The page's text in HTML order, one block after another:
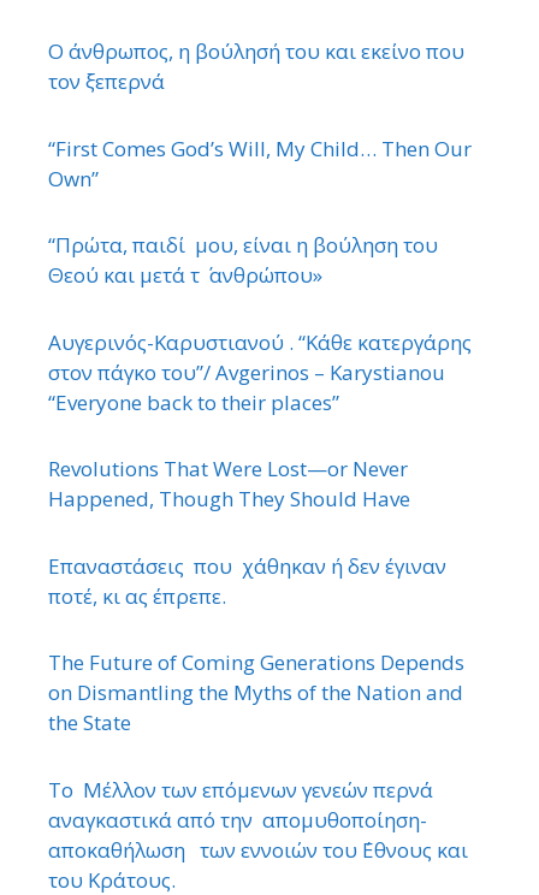
Ο άνθρωπος, η βούλησή του και εκείνο που
τον ξεπερνά
“First Comes God’s Will, My Child… Then Our
Own”
“Πρώτα, παιδί μου, είναι η βούληση του
Θεού και μετά τ ΄ ανθρώπου»
Αυγερινός-Καρυστιανού . “Κάθε κατεργάρης
στον πάγκο του”/ Avgerinos – Karystianou
“Εveryone back to their places”
Revolutions That Were Lost—or Never
Happened, Though They Should Have
Επαναστάσεις που χάθηκαν ή δεν έγιναν
ποτέ, κι ας έπρεπε.
The Future of Coming Generations Depends
on Dismantling the Myths of the Nation and
the State
Το Μέλλον των επόμενων γενεών περνά
αναγκαστικά από την απομυθοποίηση-
αποκαθήλωση των εννοιών του ΄Εθνους και
του Κράτους.